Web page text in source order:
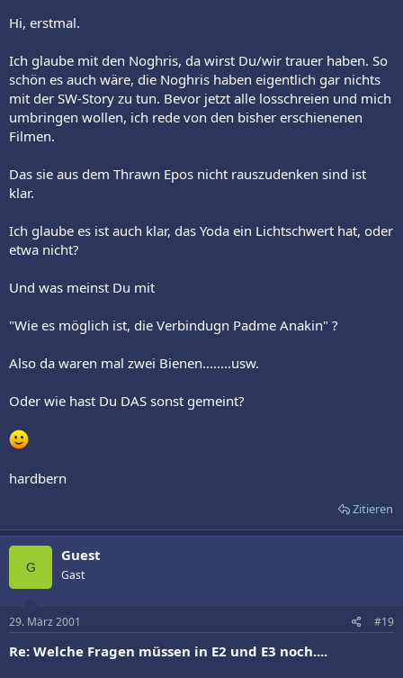
Hi, erstmal.
Ich glaube mit den Noghris, da wirst Du/wir trauer haben. So
schön es auch wäre, die Noghris haben eigentlich gar nichts
mit der SW-Story zu tun. Bevor jetzt alle losschreien und mich
umbringen wollen, ich rede von den bisher erschienenen
Filmen.
Das sie aus dem Thrawn Epos nicht rauszudenken sind ist
klar.
Ich glaube es ist auch klar, das Yoda ein Lichtschwert hat, oder
etwa nicht?
Und was meinst Du mit
"Wie es möglich ist, die Verbindugn Padme Anakin" ?
Also da waren mal zwei Bienen........usw.
Oder wie hast Du DAS sonst gemeint?
hardbern
Zitieren
G
Guest
Gast
29. März 2001 #19
Re: Welche Fragen müssen in E2 und E3 noch....